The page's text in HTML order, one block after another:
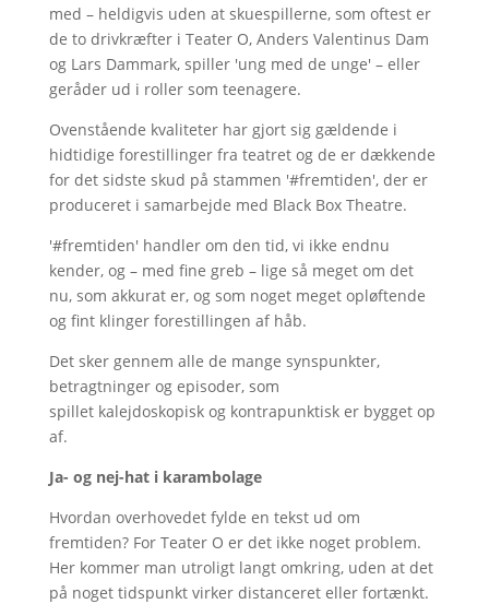
med – heldigvis uden at skuespillerne, som oftest er
de to drivkræfter i Teater O, Anders Valentinus Dam
og Lars Dammark, spiller 'ung med de unge' – eller
geråder ud i roller som teenagere.
Ovenstående kvaliteter har gjort sig gældende i
hidtidige forestillinger fra teatret og de er dækkende
for det sidste skud på stammen '#fremtiden', der er
produceret i samarbejde med Black Box Theatre.
'#fremtiden' handler om den tid, vi ikke endnu
kender, og – med fine greb – lige så meget om det
nu, som akkurat er, og som noget meget opløftende
og fint klinger forestillingen af håb.
Det sker gennem alle de mange synspunkter,
betragtninger og episoder, som
spillet kalejdoskopisk og kontrapunktisk er bygget op
af.
Ja- og nej-hat i karambolage
Hvordan overhovedet fylde en tekst ud om
fremtiden? For Teater O er det ikke noget problem.
Her kommer man utroligt langt omkring, uden at det
på noget tidspunkt virker distanceret eller fortænkt.